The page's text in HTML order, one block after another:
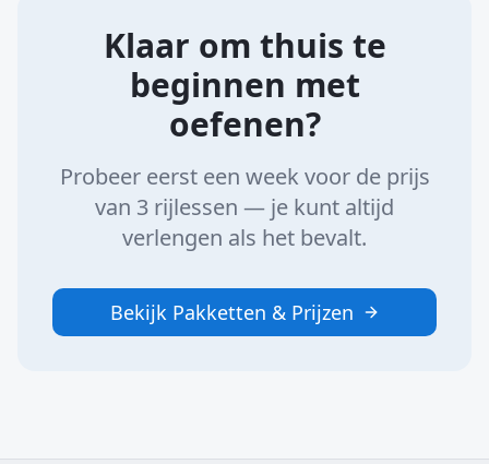
Klaar om thuis te
beginnen met
oefenen?
Probeer eerst een week voor de prijs
van 3 rijlessen — je kunt altijd
verlengen als het bevalt.
Bekijk Pakketten & Prijzen